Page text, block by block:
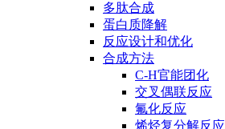
多肽合成
蛋白质降解
反应设计和优化
合成方法
C-H官能团化
交叉偶联反应
氟化反应
烯烃复分解反应